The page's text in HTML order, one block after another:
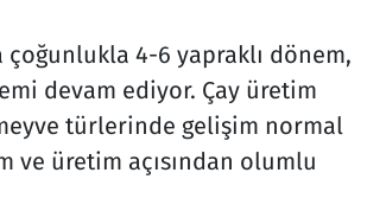
4-6 yapraklı dönem,
devam ediyor. Çay üretim
türlerinde gelişim normal
ve üretim açısından olumlu